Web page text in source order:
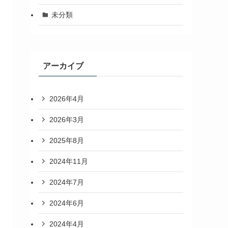
未分類
アーカイブ
2026年4月
2026年3月
2025年8月
2024年11月
2024年7月
2024年6月
2024年4月